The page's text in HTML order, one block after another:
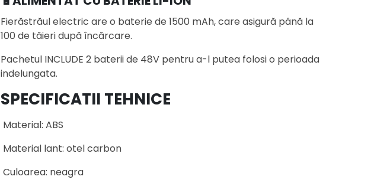
Fierăstrăul electric are o baterie de 1500 mAh, care asigură până la
100 de tăieri după încărcare.
Pachetul INCLUDE 2 baterii de 48V pentru a-l putea folosi o perioada
indelungata.
SPECIFICATII TEHNICE
Material: ABS
Material lant: otel carbon
Culoarea: neagra